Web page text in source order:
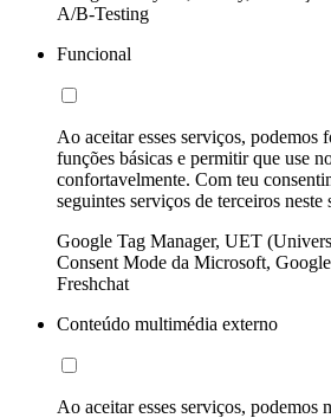
A/B-Testing
Funcional
Ao aceitar esses serviços, podemos
funções básicas e permitir que use
confortavelmente. Com teu
seguintes serviços de terceiros neste
Google Tag Manager, UET
Consent Mode da Microsoft,
Freshchat
Conteúdo multimédia externo
Ao aceitar esses serviços, podemos